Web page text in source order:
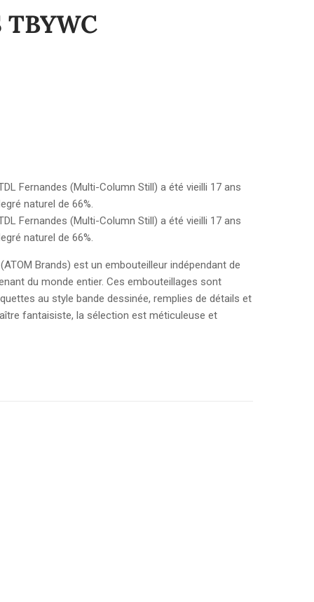
TBYWC
Fernandes (Multi-Column Still) a été vieilli 17 ans
naturel de 66%.
Fernandes (Multi-Column Still) a été vieilli 17 ans
naturel de 66%.
Brands) est un embouteilleur indépendant de
du monde entier. Ces embouteillages sont
au style bande dessinée, remplies de détails et
fantaisiste, la sélection est méticuleuse et